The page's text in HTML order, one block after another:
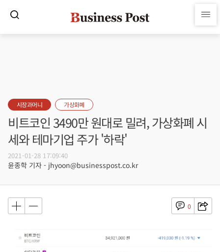
시장과머니 가상화폐
비트코인 3490만 원대로 밀려, 가상화폐 시
세와 테마기업 주가 '하락'
2021-01-28 17:09:40
윤종학 기자 - jhyoon@businesspost.co.kr
0